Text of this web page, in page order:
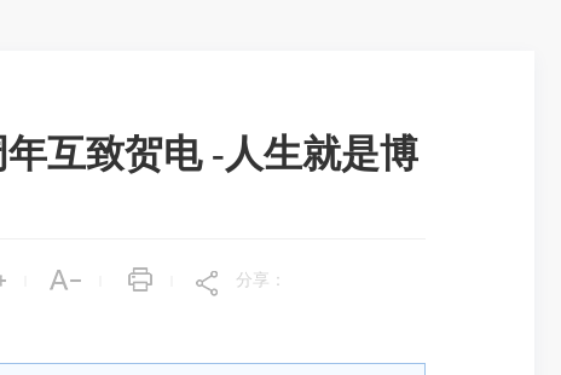
互致贺电 -人生就是博
分享：